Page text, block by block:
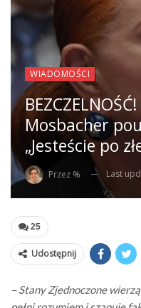
WIADOMOŚCI
Mosbacher
„Jesteście po
Przez % Last
25
Udostępnij
– Stany Zjednoczone